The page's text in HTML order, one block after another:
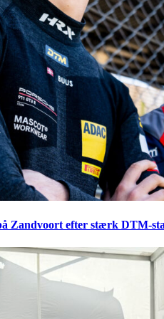
Zandvoort efter stærk DTM-